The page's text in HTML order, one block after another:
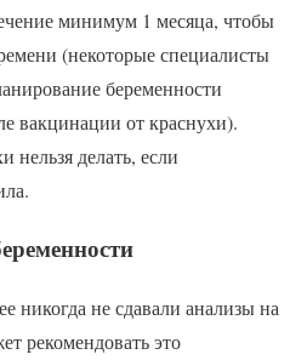
минимум 1 месяца, чтобы
(некоторые специалисты
беременности
вакцинации от краснухи).
нельзя делать, если
никогда не сдавали анализы на
рекомендовать это